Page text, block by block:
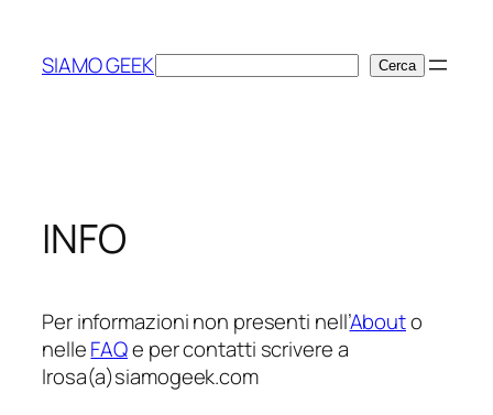
contenuto
SIAMO GEEKCerca Cerca
INFO
Per informazioni non presenti nell’Abouto
nelleFAQe per contatti scrivere a
lrosa(a)siamogeek.com